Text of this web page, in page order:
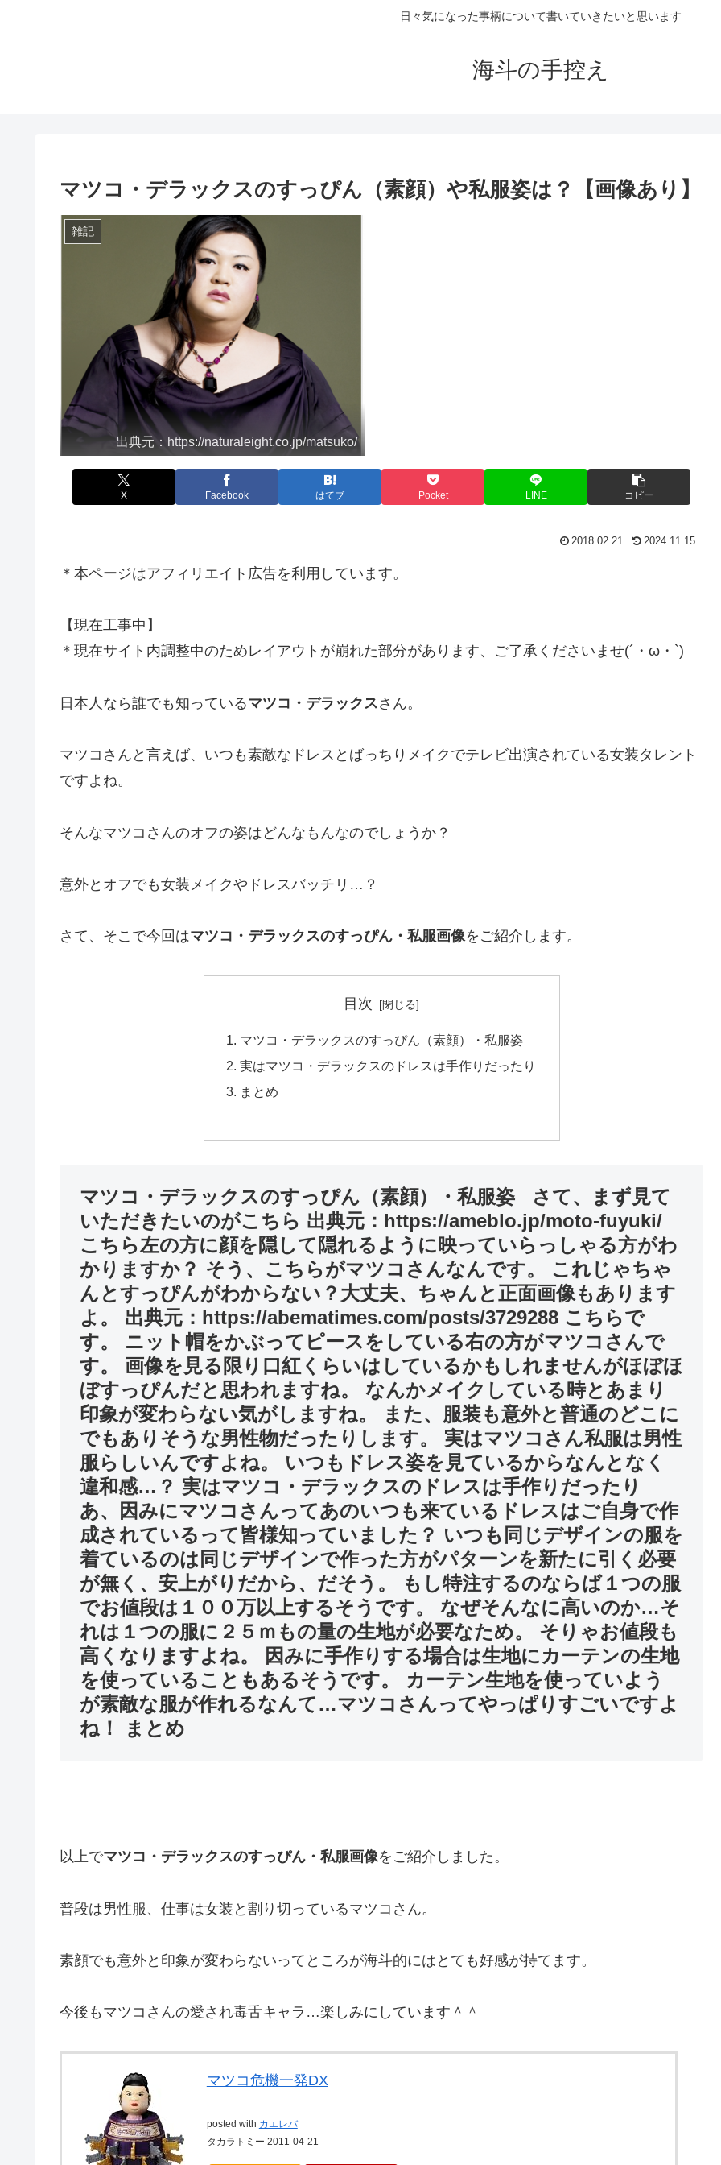
日々気になった事柄について書いていきたいと思います
海斗の手控え
マツコ・デラックスのすっぴん（素顔）や私服姿は？【画像あり】
雑記
出典元：https://naturaleight.co.jp/matsuko/
X Facebook はてブ Pocket LINE コピー
2018.02.21 2024.11.15
＊本ページはアフィリエイト広告を利用しています。
【現在工事中】
＊現在サイト内調整中のためレイアウトが崩れた部分があります、ご了承くださいませ(´・ω・`)
日本人なら誰でも知っているマツコ・デラックスさん。
マツコさんと言えば、いつも素敵なドレスとばっちりメイクでテレビ出演されている女装タレント
ですよね。
そんなマツコさんのオフの姿はどんなもんなのでしょうか？
意外とオフでも女装メイクやドレスバッチリ…？
さて、そこで今回はマツコ・デラックスのすっぴん・私服画像をご紹介します。
目次
マツコ・デラックスのすっぴん（素顔）・私服姿
実はマツコ・デラックスのドレスは手作りだったり
まとめ
マツコ・デラックスのすっぴん（素顔）・私服姿 さて、まず見て
いただきたいのがこちら 出典元：https://ameblo.jp/moto-fuyuki/
こちら左の方に顔を隠して隠れるように映っていらっしゃる方がわ
かりますか？ そう、こちらがマツコさんなんです。 これじゃちゃ
んとすっぴんがわからない？大丈夫、ちゃんと正面画像もあります
よ。 出典元：https://abematimes.com/posts/3729288 こちらで
す。 ニット帽をかぶってピースをしている右の方がマツコさんで
す。 画像を見る限り口紅くらいはしているかもしれませんがほぼほ
ぼすっぴんだと思われますね。 なんかメイクしている時とあまり
印象が変わらない気がしますね。 また、服装も意外と普通のどこに
でもありそうな男性物だったりします。 実はマツコさん私服は男性
服らしいんですよね。 いつもドレス姿を見ているからなんとなく
違和感…？ 実はマツコ・デラックスのドレスは手作りだったり
あ、因みにマツコさんってあのいつも来ているドレスはご自身で作
成されているって皆様知っていました？ いつも同じデザインの服を
着ているのは同じデザインで作った方がパターンを新たに引く必要
が無く、安上がりだから、だそう。 もし特注するのならば１つの服
でお値段は１００万以上するそうです。 なぜそんなに高いのか…そ
れは１つの服に２５ｍもの量の生地が必要なため。 そりゃお値段も
高くなりますよね。 因みに手作りする場合は生地にカーテンの生地
を使っていることもあるそうです。 カーテン生地を使っていよう
が素敵な服が作れるなんて…マツコさんってやっぱりすごいですよ
ね！ まとめ
以上でマツコ・デラックスのすっぴん・私服画像をご紹介しました。
普段は男性服、仕事は女装と割り切っているマツコさん。
素顔でも意外と印象が変わらないってところが海斗的にはとても好感が持てます。
今後もマツコさんの愛され毒舌キャラ…楽しみにしています＾＾
マツコ危機一発DX
posted with カエレバ
タカラトミー 2011-04-21